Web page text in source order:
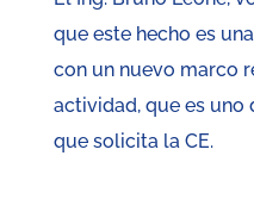
que este hecho es
con un nuevo marco
actividad, que es uno
que solicita la CE.